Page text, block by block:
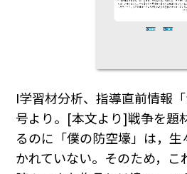
I学習材分析、指導直前情報
号より。[本文より]戦争を題
るのに「僕の防空壕」は，
かれていない。そのため，